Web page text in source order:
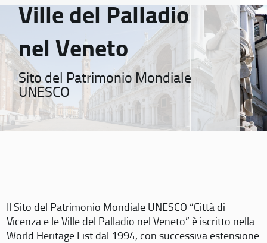
Ville del Palladio
nel Veneto
Sito del Patrimonio Mondiale
UNESCO
Il Sito del Patrimonio Mondiale UNESCO “Città di
Vicenza e le Ville del Palladio nel Veneto” è iscritto nella
World Heritage List dal 1994, con successiva estensione